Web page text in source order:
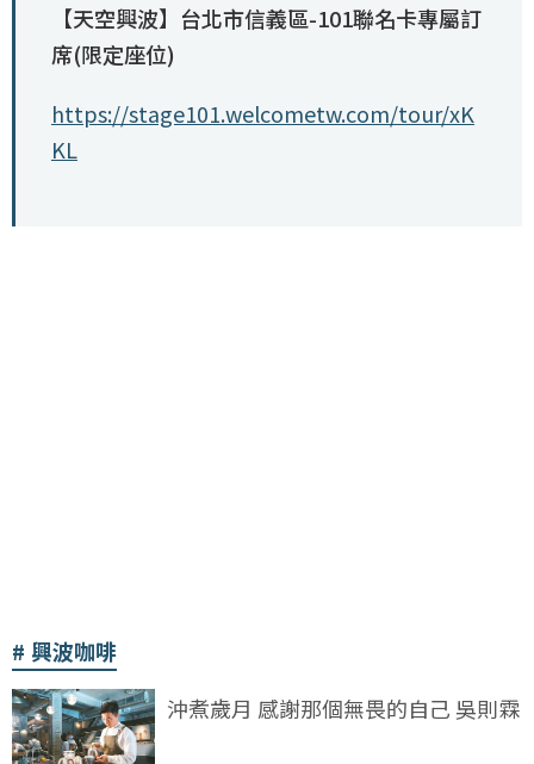
【天空興波】台北市信義區-101聯名卡專屬訂
席(限定座位)
https://stage101.welcometw.com/tour/xK
KL
興波咖啡
沖煮歲月 感謝那個無畏的自己 吳則霖